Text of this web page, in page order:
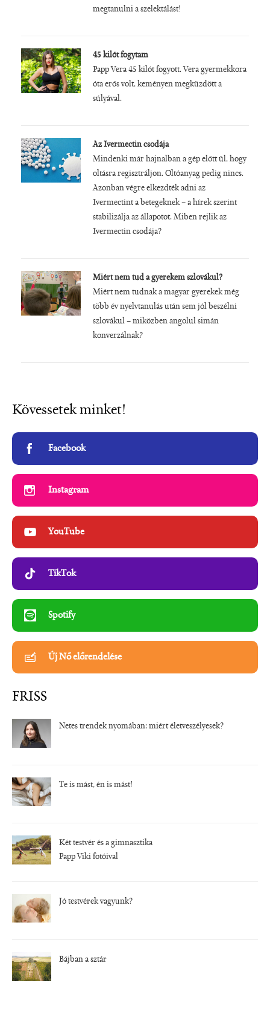
megtanulni a szelektálást!
45 kilót fogytam
Papp Vera 45 kilót fogyott. Vera gyermekkora
óta erős volt, keményen megküzdött a
súlyával.
Az Ivermectin csodája
Mindenki már hajnalban a gép előtt ül, hogy
oltásra regisztráljon. Oltóanyag pedig nincs.
Azonban végre elkezdték adni az
Ivermectint a betegeknek – a hírek szerint
stabilizálja az állapotot. Miben rejlik az
Ivermectin csodája?
Miért nem tud a gyerekem szlovákul?
Miért nem tudnak a magyar gyerekek még
több év nyelvtanulás után sem jól beszélni
szlovákul – miközben angolul simán
konverzálnak?
Kövessetek minket!
Facebook
Instagram
YouTube
TikTok
Spotify
Új Nő előrendelése
FRISS
Netes trendek nyomában: miért életveszélyesek?
Te is mást, én is mást!
Két testvér és a gimnasztika
Papp Viki fotóival
Jó testvérek vagyunk?
Bájban a sztár